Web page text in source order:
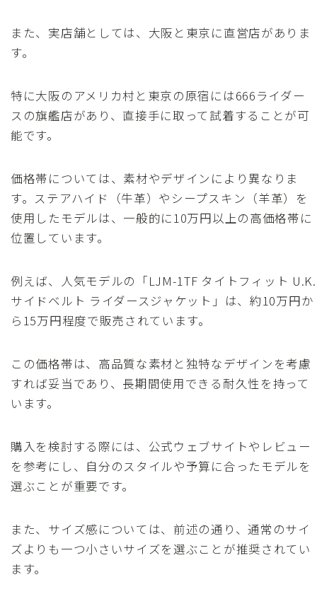
また、実店舗としては、大阪と東京に直営店がありま
す。
特に大阪のアメリカ村と東京の原宿には666ライダー
スの旗艦店があり、直接手に取って試着することが可
能です。
価格帯については、素材やデザインにより異なりま
す。ステアハイド（牛革）やシープスキン（羊革）を
使用したモデルは、一般的に10万円以上の高価格帯に
位置しています。
例えば、人気モデルの「LJM-1TF タイトフィット U.K.
サイドベルト ライダースジャケット」は、約10万円か
ら15万円程度で販売されています。
この価格帯は、高品質な素材と独特なデザインを考慮
すれば妥当であり、長期間使用できる耐久性を持って
います。
購入を検討する際には、公式ウェブサイトやレビュー
を参考にし、自分のスタイルや予算に合ったモデルを
選ぶことが重要です。
また、サイズ感については、前述の通り、通常のサイ
ズよりも一つ小さいサイズを選ぶことが推奨されてい
ます。